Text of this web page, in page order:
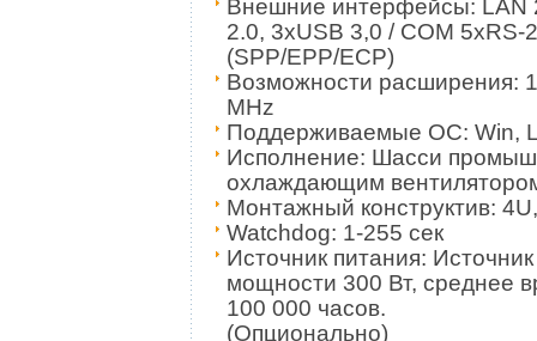
Внешние интерфейсы: LAN
2.0, 3хUSB 3,0 / COM
(SPP/EPP/ECP)
Возможности расширения:
MHz
Поддерживаемые ОС: Win,
Исполнение: Шасси
охлаждающим
Монтажный конструктив: 4U,
Watchdog: 1-255 сек
Источник питания:
мощности 300 Вт, cреднее
100 000 часов.
(Опционально)